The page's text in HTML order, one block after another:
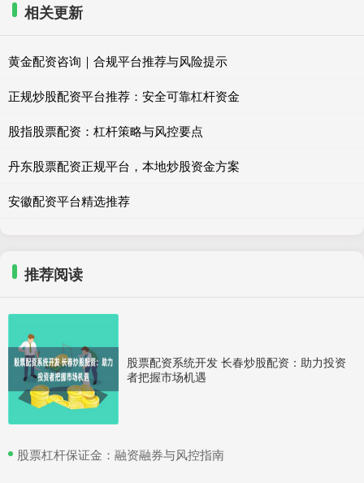
相关更新
黄金配资咨询｜合规平台推荐与风险提示
正规炒股配资平台推荐：安全可靠杠杆资金
股指股票配资：杠杆策略与风控要点
丹东股票配资正规平台，本地炒股资金方案
安徽配资平台精选推荐
推荐阅读
股票配资系统开发 长春炒股配资：助力投资
者把握市场机遇
​股票杠杆保证金：融资融券与风控指南